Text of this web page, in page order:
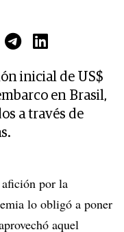
inicial de US$
en Brasil,
a través de
por la
lo obligó a poner
aquel